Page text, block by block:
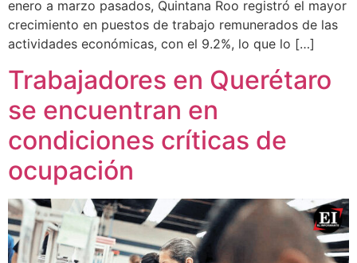
enero a marzo pasados, Quintana Roo registró el mayor
crecimiento en puestos de trabajo remunerados de las
actividades económicas, con el 9.2%, lo que lo […]
Trabajadores en Querétaro
se encuentran en
condiciones críticas de
ocupación